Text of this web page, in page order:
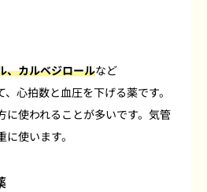
、カルベジロールなど
心拍数と血圧を下げる薬です。
に使われることが多いです。気管
使います。